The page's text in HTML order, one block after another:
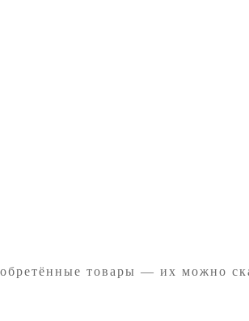
товары — их можно